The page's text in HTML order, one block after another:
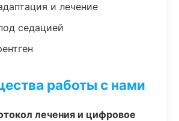
и лечение
седацией
работы с нами
лечения и цифровое